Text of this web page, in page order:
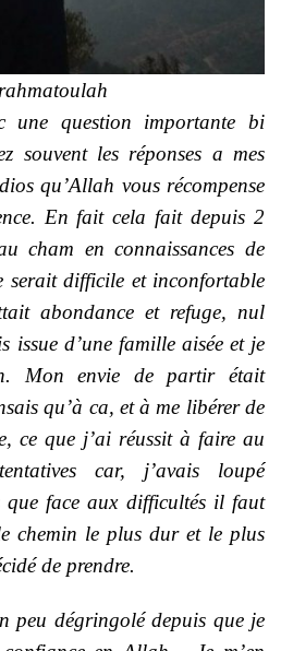
une question importante bi
souvent les réponses a mes
qu’Allah vous récompense
En fait cela fait depuis 2
cham en connaissances de
serait difficile et inconfortable
abondance et refuge, nul
issue d’une famille aisée et je
Mon envie de partir était
qu’à ca, et à me libérer de
ce que j’ai réussit à faire au
car, j’avais loupé
que face aux difficultés il faut
chemin le plus dur et le plus
de prendre.
peu dégringolé depuis que je